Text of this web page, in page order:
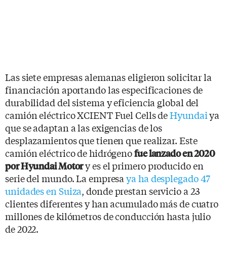
Las siete empresas alemanas eligieron solicitar la
financiación aportando las especificaciones de
durabilidad del sistema y eficiencia global del
camión eléctrico XCIENT Fuel Cells deHyundaiya
que se adaptan a las exigencias de los
desplazamientos que tienen que realizar. Este
camión eléctrico de hidrógenofue lanzado en 2020
por Hyundai Motory es el primero producido en
serie del mundo. La empresaya ha desplegado 47
unidades en Suiza, donde prestan servicio a 23
clientes diferentes y han acumulado más de cuatro
millones de kilómetros de conducción hasta julio
de 2022.